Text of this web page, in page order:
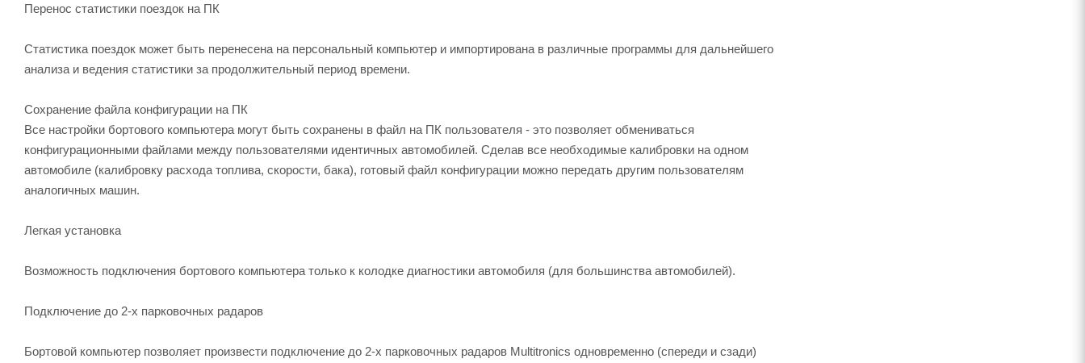
Перенос статистики поездок на ПК
Статистика поездок может быть перенесена на персональный компьютер и импортирована в различные программы для дальнейшего
анализа и ведения статистики за продолжительный период времени.
Сохранение файла конфигурации на ПК
Все настройки бортового компьютера могут быть сохранены в файл на ПК пользователя - это позволяет обмениваться
конфигурационными файлами между пользователями идентичных автомобилей. Сделав все необходимые калибровки на одном
автомобиле (калибровку расхода топлива, скорости, бака), готовый файл конфигурации можно передать другим пользователям
аналогичных машин.
Легкая установка
Возможность подключения бортового компьютера только к колодке диагностики автомобиля (для большинства автомобилей).
Подключение до 2-х парковочных радаров
Бортовой компьютер позволяет произвести подключение до 2-х парковочных радаров Multitronics одновременно (спереди и сзади)